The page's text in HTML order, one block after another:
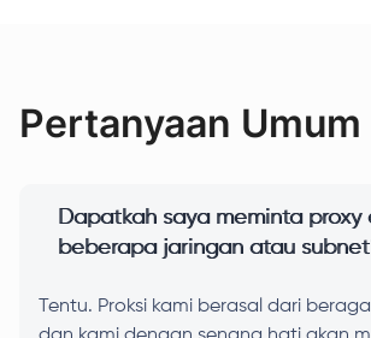
Pertanyaan Umum
Dapatkah saya meminta proxy
beberapa jaringan atau
Tentu. Proksi kami berasal dari